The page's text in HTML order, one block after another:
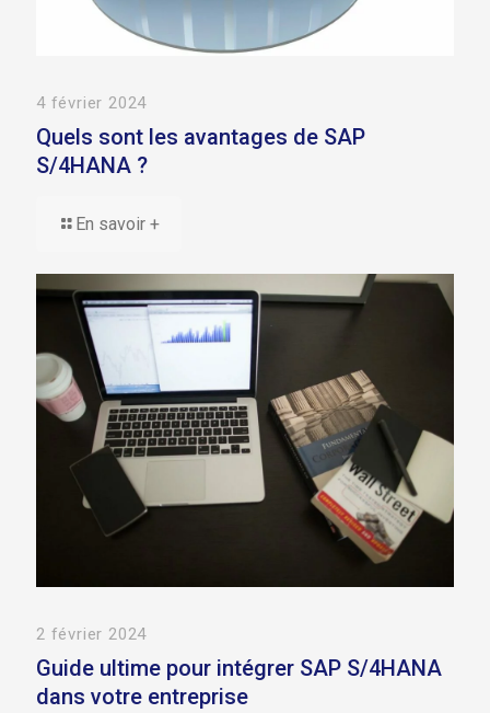
4 février 2024
Quels sont les avantages de SAP
S/4HANA ?
En savoir +
2 février 2024
Guide ultime pour intégrer SAP S/4HANA
dans votre entreprise